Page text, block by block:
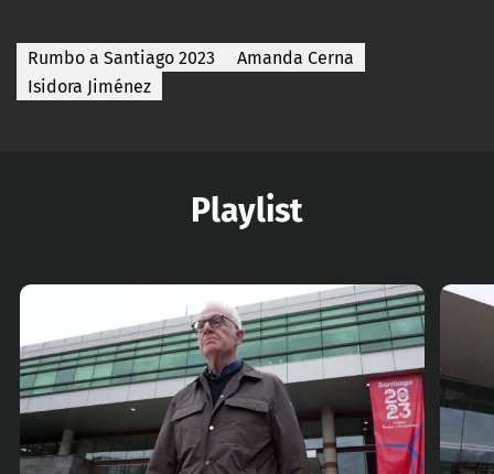
Rumbo a Santiago 2023
Amanda Cerna
Isidora Jiménez
Playlist